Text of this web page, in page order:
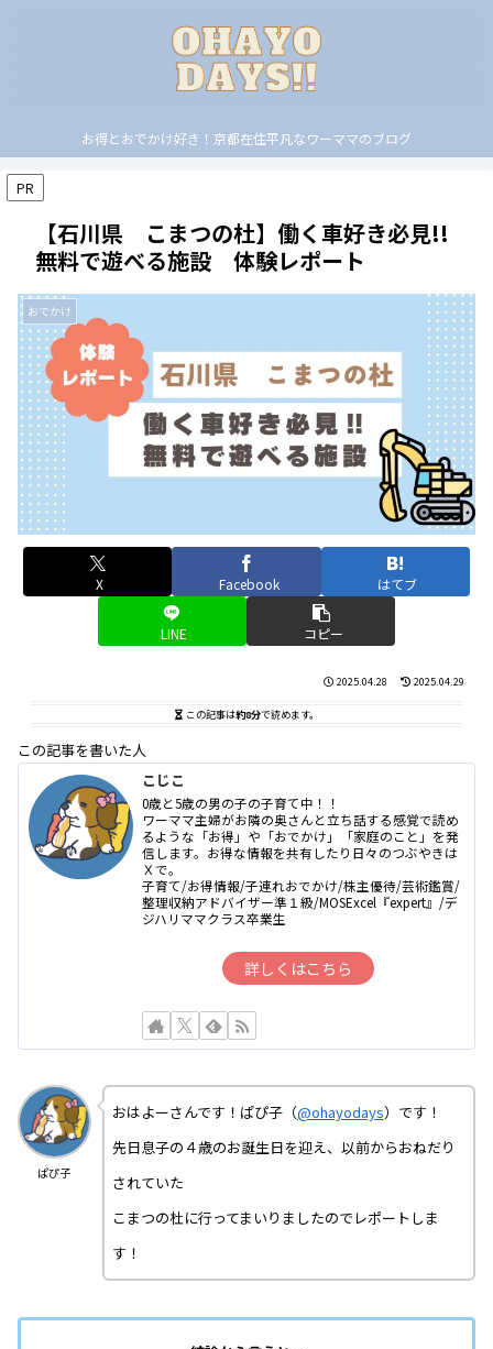
お得とおでかけ好き！京都在住平凡なワーママのブログ
PR
【石川県 こまつの杜】働く車好き必見!!
無料で遊べる施設 体験レポート
おでかけ
X Facebook はてブ
LINE コピー
2025.04.28 2025.04.29
この記事は約8分で読めます。
この記事を書いた人
こじこ
0歳と5歳の男の子の子育て中！！
ワーママ主婦がお隣の奥さんと立ち話する感覚で読め
るような「お得」や「おでかけ」「家庭のこと」を発
信します。お得な情報を共有したり日々のつぶやきは
Ｘで。
子育て/お得情報/子連れおでかけ/株主優待/芸術鑑賞/
整理収納アドバイザー準１級/MOSExcel『expert』/デ
ジハリママクラス卒業生
詳しくはこちら
ぱぴ子
おはよーさんです！ぱぴ子（@ohayodays）です！
先日息子の４歳のお誕生日を迎え、以前からおねだり
されていた
こまつの杜に行ってまいりましたのでレポートしま
す！